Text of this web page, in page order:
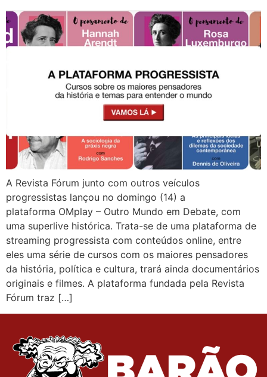
A Revista Fórum junto com outros veículos
progressistas lançou no domingo (14) a
plataforma OMplay – Outro Mundo em Debate, com
uma superlive histórica. Trata-se de uma plataforma de
streaming progressista com conteúdos online, entre
eles uma série de cursos com os maiores pensadores
da história, política e cultura, trará ainda documentários
originais e filmes. A plataforma fundada pela Revista
Fórum traz […]